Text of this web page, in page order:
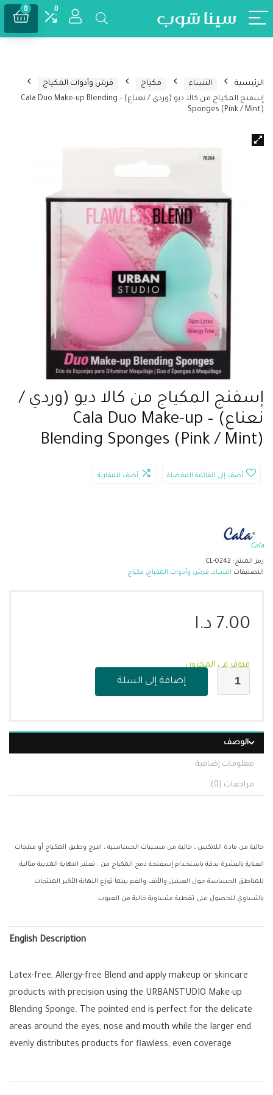
0
0
الرئيسية النساء مكياج
فرش وأدوات المكياج
إسفنج المكياج من كالا ديو (وردي / نعناع) – Cala Duo Make-up Blending
Sponges (Pink / Mint)
إسفنج المكياج من كالا ديو (وردي /
نعناع) – Cala Duo Make-up
Blending Sponges (Pink / Mint)
أضف إلى القائمة المفضلة أضف للمقارنة
Cala
رمز المنتج: CL-0242
التصنيفات النساء, فرش وأدوات المكياج, مكياج
7.00 د.ا
متوفر في المخزون
إضافة إلى السلة
الوصف
معلومات إضافية
مراجعات (0)
خالية من مادة اللاتكس ، خالية من مسببات الحساسية ، امزج وطبق المكياج أو منتجات
العناية بالبشرة بدقة باستخدام إسفنجة دمج المكياج من . تعتبر النهاية المدببة مثالية
للمناطق الحساسة حول العينين والأنف والفم بينما توزع النهاية الأكبر المنتجات
بالتساوي للحصول على تغطية متساوية خالية من العيوب.
English Description
Latex-free, Allergy-free Blend and apply makeup or skincare
products with precision using the URBANSTUDIO Make-up
Blending Sponge. The pointed end is perfect for the delicate
areas around the eyes, nose and mouth while the larger end
evenly distributes products for flawless, even coverage.